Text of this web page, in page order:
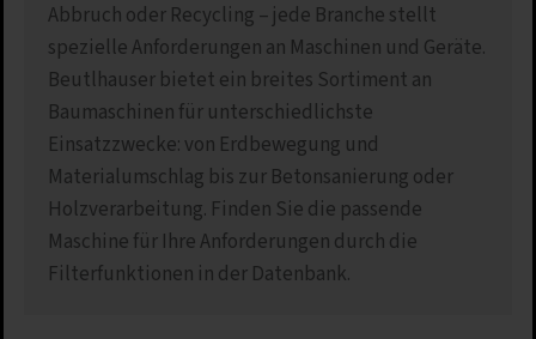
Abbruch oder Recycling – jede Branche stellt
spezielle Anforderungen an Maschinen und Geräte.
Beutlhauser bietet ein breites Sortiment an
Baumaschinen für unterschiedlichste
Einsatzzwecke: von Erdbewegung und
Materialumschlag bis zur Betonsanierung oder
Holzverarbeitung. Finden Sie die passende
Maschine für Ihre Anforderungen durch die
Filterfunktionen in der Datenbank.